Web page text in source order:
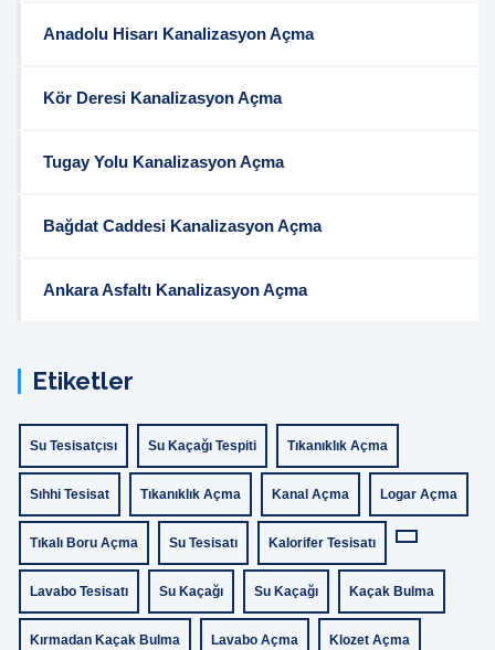
Anadolu Hisarı Kanalizasyon Açma
Kör Deresi Kanalizasyon Açma
Tugay Yolu Kanalizasyon Açma
Bağdat Caddesi Kanalizasyon Açma
Ankara Asfaltı Kanalizasyon Açma
Etiketler
Su Tesisatçısı Su Kaçağı Tespiti Tıkanıklık Açma
Sıhhi Tesisat Tıkanıklık Açma Kanal Açma Logar Açma
Tıkalı Boru Açma Su Tesisatı Kalorifer Tesisatı
Lavabo Tesisatı Su Kaçağı Su Kaçağı Kaçak Bulma
Kırmadan Kaçak Bulma Lavabo Açma Klozet Açma